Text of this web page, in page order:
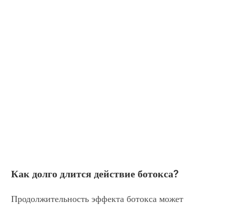
Как долго длится действие ботокса?
Продолжительность эффекта ботокса может